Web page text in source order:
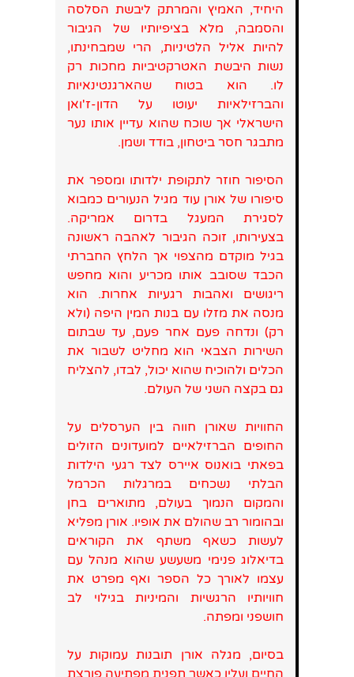
היחיד, האמיץ והמרתק ליבשת הסלסה
והסמבה, מלא בציפיותיו של הגיבור
להיות אליל הלטיניות, הרי שמבחינתו,
נשות היבשת האטרקטיביות מחכות רק
לו. הוא בטוח שהארגנטינאיות
והברזילאיות יעוטו על הדון-ז'ואן
הישראלי אך שוכח שהוא עדיין אותו נער
מתבגר חסר ביטחון, בודד ושמן.
הסיפור חוזר לתקופת ילדותו ומספר את
סיפורו של אורן עוד מגיל הנעורים כמבוא
לסגירת המעגל בדרום אמריקה.
בצעירותו, זוכה הגיבור לאהבה ראשונה
בגיל מוקדם מהצפוי אך הלחץ החברתי
הכבד שסובב אותו מכריע והוא מחפש
ריגושים ואהבות רגעיות אחרות. הוא
מנסה את מזלו עם בנות המין היפה (ולא
רק) ונדחה פעם אחר פעם, עד שבתום
השירות הצבאי הוא מחליט לשבור את
הכלים ולהוכיח שהוא יכול, לבדו, להצליח
גם בקצה השני של העולם.
החוויות שאורן חווה בין הערסלים על
החופים הברזילאיים למועדונים הזולים
בפאתי בואנוס איירס לצד רגעי הילדות
הבלתי נשכחים במרגלות הכרמל
והמקום הנמוך בעולם, מתוארים בחן
ובהומור רב שהולם את אופיו. אורן מפליא
לעשות כשאף משתף את הקוראים
בדיאלוג פנימי משעשע שהוא מנהל עם
עצמו לאורך כל הספר ואף מפרט את
חוויותיו הרגשיות והמיניות בגילוי לב
חושפני ומפתה.
בסיום, מגלה אורן תובנות עמוקות על